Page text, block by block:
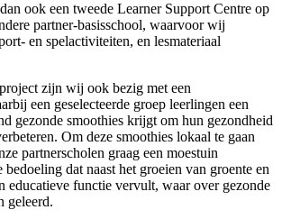
ook een tweede Learner Support Centre op
partner-basisschool, waarvoor wij
en spelactiviteiten, en lesmateriaal
zijn wij ook bezig met een
een geselecteerde groep leerlingen een
gezonde smoothies krijgt om hun gezondheid
Om deze smoothies lokaal te gaan
partnerscholen graag een moestuin
bedoeling dat naast het groeien van groente en
educatieve functie vervult, waar over gezonde
geleerd.